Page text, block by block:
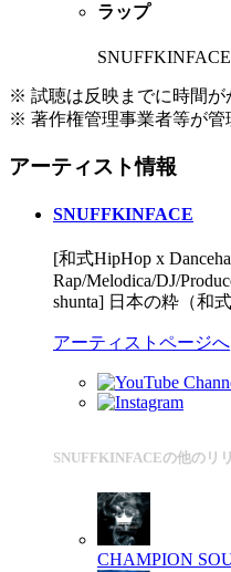
ラップ
SNUFFKINFACE
※ 試聴は反映までに時間が
※ 著作権管理事業者等が管
アーティスト情報
SNUFFKINFACE
[和式HipHop x
Rap/Melodica/DJ/
shunta] 日本の粋（和
アーティストページへ
SNUFFKINFACEの他のリ
CHAMPION